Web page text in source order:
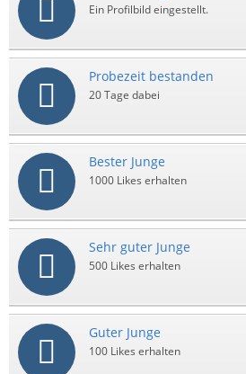
Ein Profilbild eingestellt.
Probezeit bestanden
20 Tage dabei
Bester Junge
1000 Likes erhalten
Sehr guter Junge
500 Likes erhalten
Guter Junge
100 Likes erhalten